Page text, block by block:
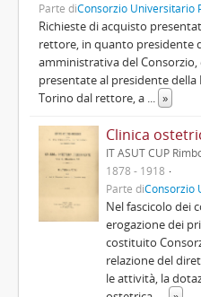
Parte diConsorzio Universitario
Richieste di acquisto
rettore, in quanto presidente
amministrativa del
presentate al presidente
Torino dal rettore, a ... »
Clinica
IT ASUT CUP
1878 - 1918
Parte diConsorzio
Nel fascicolo dei
erogazione dei
costituito
relazione del
le attività, la